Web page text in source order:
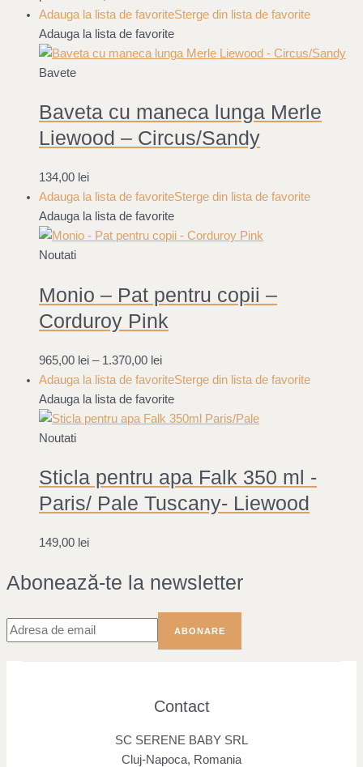
Adauga la lista de favoriteSterge din lista de favorite
Adauga la lista de favorite
Bavete
Baveta cu maneca lunga Merle
Liewood – Circus/Sandy
134,00 lei
Adauga la lista de favoriteSterge din lista de favorite
Adauga la lista de favorite
Noutati
Monio – Pat pentru copii –
Corduroy Pink
965,00 lei – 1.370,00 lei
Adauga la lista de favoriteSterge din lista de favorite
Adauga la lista de favorite
Noutati
Sticla pentru apa Falk 350 ml -
Paris/ Pale Tuscany- Liewood
149,00 lei
Abonează-te la newsletter
Contact
SC SERENE BABY SRL
Cluj-Napoca, Romania